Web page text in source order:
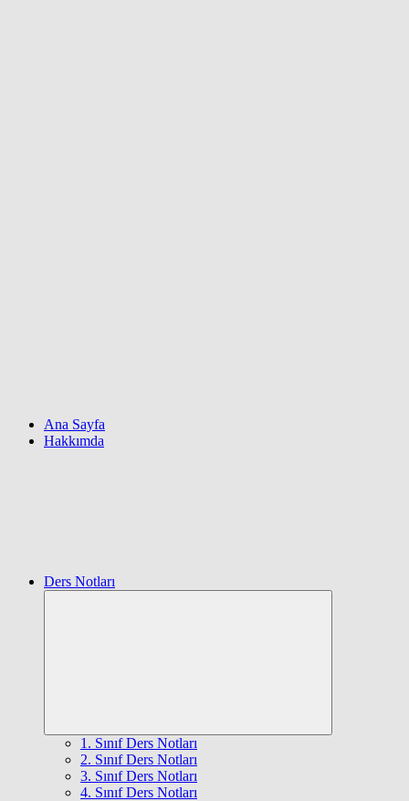
Ana Sayfa
Hakkımda
Ders Notları
1. Sınıf Ders Notları
2. Sınıf Ders Notları
3. Sınıf Ders Notları
4. Sınıf Ders Notları